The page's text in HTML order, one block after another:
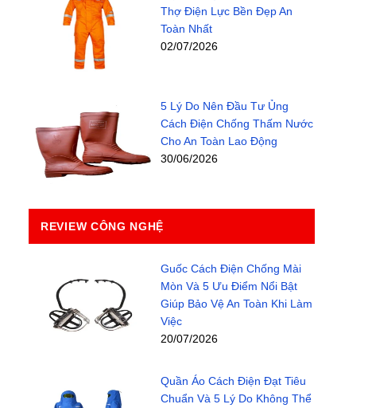
Thợ Điện Lực Bền Đẹp An
Toàn Nhất
02/07/2026
5 Lý Do Nên Đầu Tư Ủng
Cách Điện Chống Thấm Nước
Cho An Toàn Lao Động
30/06/2026
REVIEW CÔNG NGHỆ
Guốc Cách Điện Chống Mài
Mòn Và 5 Ưu Điểm Nổi Bật
Giúp Bảo Vệ An Toàn Khi Làm
Việc
20/07/2026
Quần Áo Cách Điện Đạt Tiêu
Chuẩn Và 5 Lý Do Không Thể